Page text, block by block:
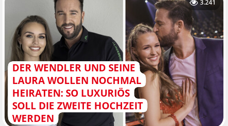
DER WENDLER UND SEINE
LAURA WOLLEN NOCHMAL
HEIRATEN: SO LUXURIÖS
SOLL DIE ZWEITE HOCHZEIT
WERDEN
3.241